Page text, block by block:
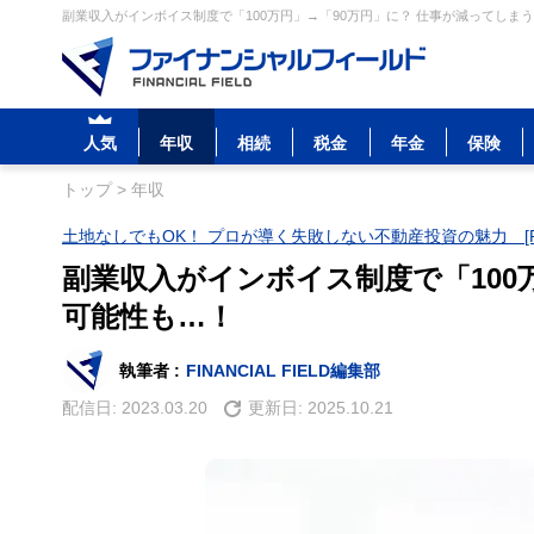
副業収入がインボイス制度で「100万円」→「90万円」に？ 仕事が減ってしま
人気 年収 相続 税金 年金 保険
トップ> 年収
土地なしでもOK！ プロが導く失敗しない不動産投資の魅力
副業収入がインボイス制度で「
可能性も…！
執筆者 : FINANCIAL FIELD編集部
配信日: 2023.03.20 更新日: 2025.10.21